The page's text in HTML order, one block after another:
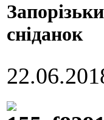
сніданок